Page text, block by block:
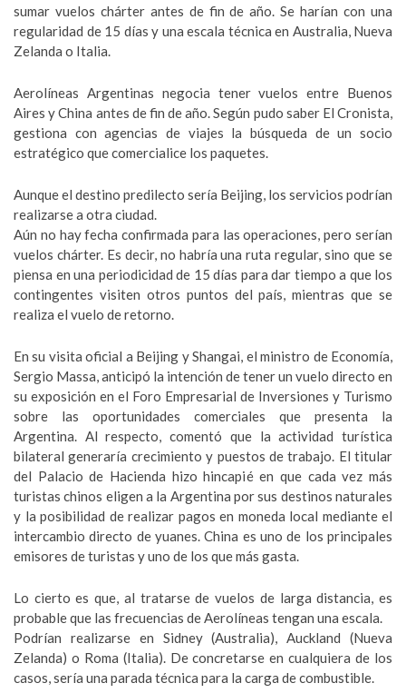
sumar vuelos chárter antes de fin de año. Se harían con una
regularidad de 15 días y una escala técnica en Australia, Nueva
Zelanda o Italia.
Aerolíneas Argentinas negocia tener vuelos entre Buenos
Aires y China antes de fin de año. Según pudo saber El Cronista,
gestiona con agencias de viajes la búsqueda de un socio
estratégico que comercialice los paquetes.
Aunque el destino predilecto sería Beijing, los servicios podrían
realizarse a otra ciudad.
Aún no hay fecha confirmada para las operaciones, pero serían
vuelos chárter. Es decir, no habría una ruta regular, sino que se
piensa en una periodicidad de 15 días para dar tiempo a que los
contingentes visiten otros puntos del país, mientras que se
realiza el vuelo de retorno.
En su visita oficial a Beijing y Shangai, el ministro de Economía,
Sergio Massa, anticipó la intención de tener un vuelo directo en
su exposición en el Foro Empresarial de Inversiones y Turismo
sobre las oportunidades comerciales que presenta la
Argentina. Al respecto, comentó que la actividad turística
bilateral generaría crecimiento y puestos de trabajo. El titular
del Palacio de Hacienda hizo hincapié en que cada vez más
turistas chinos eligen a la Argentina por sus destinos naturales
y la posibilidad de realizar pagos en moneda local mediante el
intercambio directo de yuanes. China es uno de los principales
emisores de turistas y uno de los que más gasta.
Lo cierto es que, al tratarse de vuelos de larga distancia, es
probable que las frecuencias de Aerolíneas tengan una escala.
Podrían realizarse en Sidney (Australia), Auckland (Nueva
Zelanda) o Roma (Italia). De concretarse en cualquiera de los
casos, sería una parada técnica para la carga de combustible.